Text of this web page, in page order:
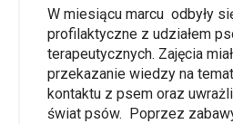
W miesiącu marcu odbyły
profilaktyczne z udziałem
terapeutycznych. Zajęcia
przekazanie wiedzy na
kontaktu z psem oraz
świat psów. Poprzez